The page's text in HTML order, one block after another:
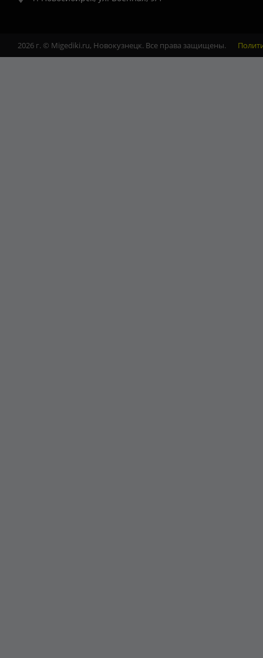
2026 г. © Migediki.ru, Новокузнецк. Все права защищены.